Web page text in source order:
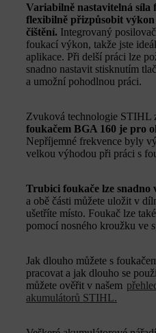
Variabilně nastavitelná síla
flexibilně přizpůsobit
čištění. Integrovaný
foukací výkon, takže jste
aplikace. Při delší práci lze
snadno nastavit stisknutím
a umožní pohodlnou práci.
Zvuková technologie STIHL
foukačem BGA 160 je pro
Nepříjemné frekvence byly
velkou výhodou při práci s
Trubici foukače lze
a obě části můžete uložit v
ušetříte místo. Foukač lze
pomocí nosného kroužku ve
Jak dlouho můžete s
pracovat a jak dlouho se
můžete ověřit v našem
akumulátorů STIHL.